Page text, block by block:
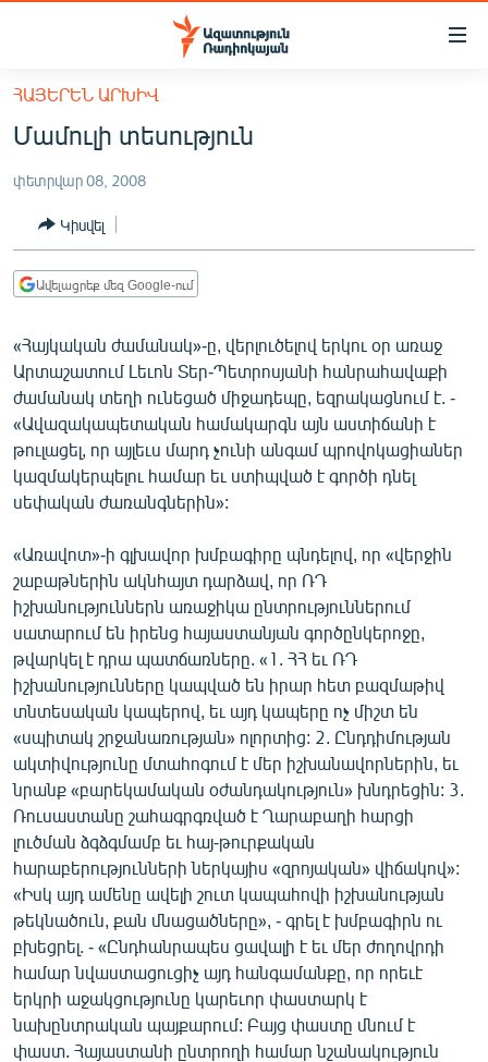
Մատչելիության
հիմնական
բովանդակությանը
հիմնական
մենյուին
Որոնում
ՀԱՅԱՍՏԱՆ
ՔԱՂԱՔԱԿԱՆ
ԸՆՏՐՈՒԹՅՈՒՆՆԵՐ 2026
ԻՐԱՎՈՒՆՔ
ՏՆՏԵՍՈՒԹՅՈՒՆ
ՂԱՐԱԲԱՂ
ՊԱՏԵՐԱԶՄԻ 6 ՇԱԲԱԹՆԵՐԸ
ՏԱՐԱԾԱՇՐՋԱՆ
ՄԻՋԱԶԳԱՅԻՆ
ՄՇԱԿՈՒՅԹ
ՍՊՈՐՏ
ՄԵԿՆԱԲԱՆՈՒԹՅՈՒՆ
ՏՏ ԵՒ ԻՆՏԵՐՆԵՏ
ԿՈՐՈՆԱՎԻՐՈՒՍ
ԱՐԽԻՎ
ՏԵՍԱՆՅՈՒԹԵՐ
ԲԱՆԱՎԵՃ
ՁԳՏԵԼՈՎ ԼԱՎԱԳՈՒՅՆԻՆ
ՓՈԴՔԱՍԹ
Հայերեն
English
Русский
ՀԱՅԵՐԵՆ ԱՐԽԻՎ
Մամուլի տեսություն
փետրվար 08, 2008
Կիսվել
Ավելացրեք մեզ Google-ում
«Հայկական ժամանակ»-ը, վերլուծելով երկու օր առաջ
Արտաշատում Լեւոն Տեր-Պետրոսյանի հանրահավաքի
ժամանակ տեղի ունեցած միջադեպը, եզրակացնում է. -
«Ավազակապետական համակարգն այն աստիճանի է
թուլացել, որ այլեւս մարդ չունի անգամ պրովոկացիաներ
կազմակերպելու համար եւ ստիպված է գործի դնել
սեփական ժառանգներին»:
«Առավոտ»-ի գլխավոր խմբագիրը պնդելով, որ «վերջին
շաբաթներին ակնհայտ դարձավ, որ ՌԴ
իշխանություններն առաջիկա ընտրություններում
սատարում են իրենց հայաստանյան գործընկերոջը,
թվարկել է դրա պատճառները. «1. ՀՀ եւ ՌԴ
իշխանությունները կապված են իրար հետ բազմաթիվ
տնտեսական կապերով, եւ այդ կապերը ոչ միշտ են
«սպիտակ շրջանառության» ոլորտից: 2. Ընդդիմության
ակտիվությունը մտահոգում է մեր իշխանավորներին, եւ
նրանք «բարեկամական օժանդակություն» խնդրեցին: 3.
Ռուսաստանը շահագրգռված է Ղարաբաղի հարցի
լուծման ձգձգմամբ եւ հայ-թուրքական
հարաբերությունների ներկայիս «զրոյական» վիճակով»:
«Իսկ այդ ամենը ավելի շուտ կապահովի իշխանության
թեկնածուն, քան մնացածները», - գրել է խմբագիրն ու
բխեցրել. - «Ընդհանրապես ցավալի է եւ մեր ժողովրդի
համար նվաստացուցիչ այդ հանգամանքը, որ որեւէ
երկրի աջակցությունը կարեւոր փաստարկ է
նախընտրական պայքարում: Բայց փաստը մնում է
փաստ. Հայաստանի ընտրողի համար նշանակություն